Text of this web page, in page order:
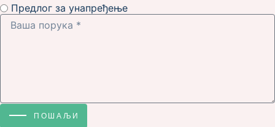
Предлог за унапређење
ПОШАЉИ